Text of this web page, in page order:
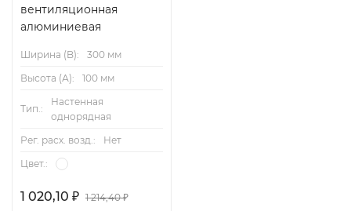
вентиляционная
алюминиевая
Ширина (B):
300 мм
Высота (А):
100 мм
Тип.:
Настенная
однорядная
Рег. расх. возд.:
Нет
Цвет.:
1 020,10 ₽ 1 214,40₽